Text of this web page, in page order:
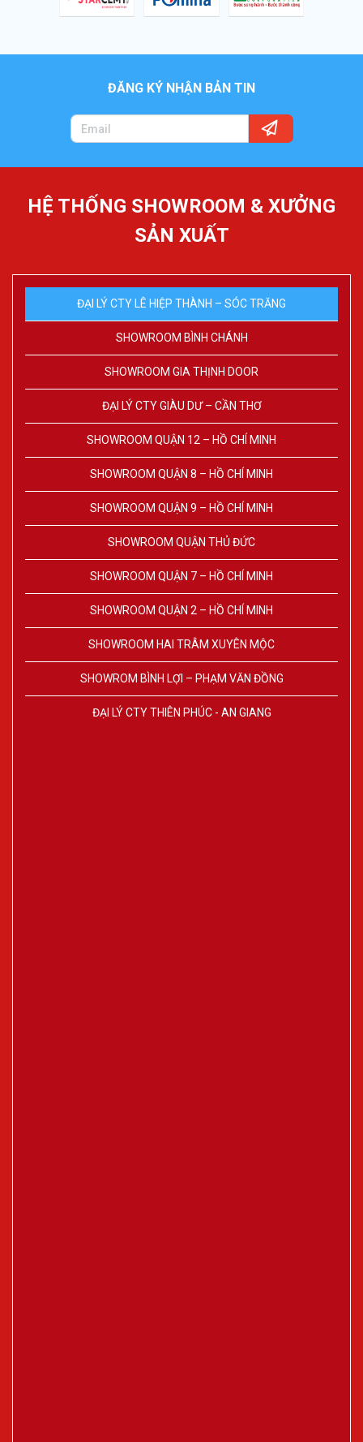
ĐĂNG KÝ NHẬN BẢN TIN
HỆ THỐNG SHOWROOM & XƯỞNG
SẢN XUẤT
ĐẠI LÝ CTY LÊ HIỆP THÀNH – SÓC TRĂNG
SHOWROOM BÌNH CHÁNH
SHOWROOM GIA THỊNH DOOR
ĐẠI LÝ CTY GIÀU DƯ – CẦN THƠ
SHOWROOM QUẬN 12 – HỒ CHÍ MINH
SHOWROOM QUẬN 8 – HỒ CHÍ MINH
SHOWROOM QUẬN 9 – HỒ CHÍ MINH
SHOWROOM QUẬN THỦ ĐỨC
SHOWROOM QUẬN 7 – HỒ CHÍ MINH
SHOWROOM QUẬN 2 – HỒ CHÍ MINH
SHOWROOM HAI TRÂM XUYÊN MỘC
SHOWROM BÌNH LỢI – PHẠM VĂN ĐỒNG
ĐẠI LÝ CTY THIÊN PHÚC - AN GIANG